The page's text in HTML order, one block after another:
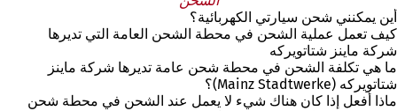
و
ي
ب
ج
د
ي
أين يمكنني شحن سيارتي الكهربائية؟
كيف تعمل عملية الشحن في محطة الشحن العامة التي تديرها
شركة ماينز شتاتويركه
ما هي تكلفة الشحن في محطة شحن عامة تديرها شركة ماينز
شتاتويركه (Mainz Stadtwerke)؟
ماذا أفعل إذا كان هناك شيء لا يعمل عند الشحن في محطة شحن